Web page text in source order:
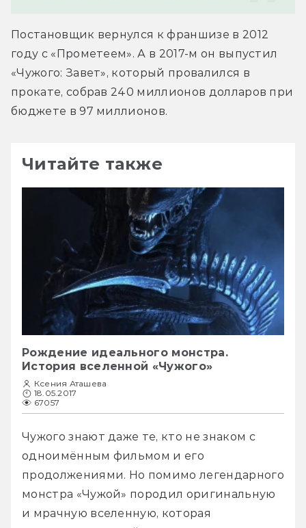
Постановщик вернулся к франшизе в 2012
году с «Прометеем». А в 2017-м он выпустил
«Чужого: Завет», который провалился в
прокате, собрав 240 миллионов долларов при
бюджете в 97 миллионов.
Читайте также
Рождение идеального монстра.
История вселенной «Чужого»
Ксения Аташева
18.05.2017
67057
Чужого знают даже те, кто не знаком с
одноимённым фильмом и его
продолжениями. Но помимо легендарного
монстра «Чужой» породил оригинальную
и мрачную вселенную, которая